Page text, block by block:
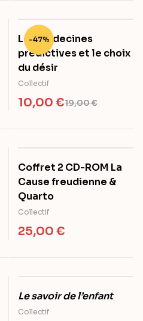
-47%
Les médecines
prédictives et le choix
du désir
Collectif
19,00€
10,00 €
Coffret 2 CD-ROM La
Cause freudienne &
Quarto
Collectif
25,00 €
Le savoir de l’enfant
Collectif